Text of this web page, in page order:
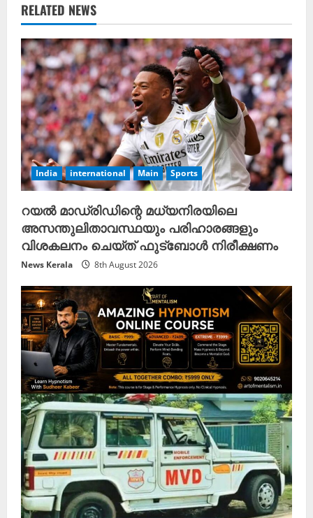
R
e
a
d
i
n
g
RELATED NEWS
India international Main Sports
റയൽ മാഡ്രിഡിന്റെ മധ്യനിരയിലെ
അസന്തുലിതാവസ്ഥയും പരിഹാരങ്ങളും
വിശകലനം ചെയ്ത് ഫുട്ബോൾ നിരീക്ഷണം
News Kerala 8th August 2026